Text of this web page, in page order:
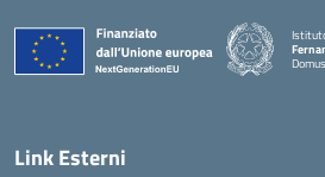
Link Esterni